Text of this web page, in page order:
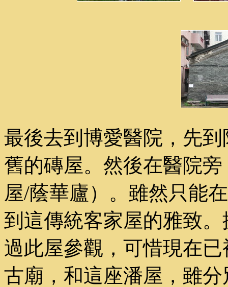
最後去到博愛醫院，先
舊的磚屋。然後在醫院
屋/蔭華廬）。雖然只能
到這傳統客家屋的雅致
過此屋參觀，可惜現在
古廟，和這座潘屋，雖